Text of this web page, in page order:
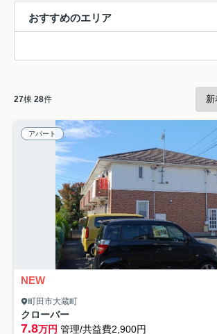
おすすめのエリア
27棟 28件
アパート
NEW
町田市大蔵町
クローバー
7.8万円 管理/共益費2,900円